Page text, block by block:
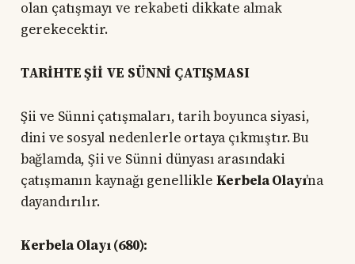
olan çatışmayı ve rekabeti dikkate almak
gerekecektir.
TARİHTE Şİİ VE SÜNNİ ÇATIŞMASI
Şii ve Sünni çatışmaları, tarih boyunca siyasi,
dini ve sosyal nedenlerle ortaya çıkmıştır. Bu
bağlamda, Şii ve Sünni dünyası arasındaki
çatışmanın kaynağı genellikle Kerbela Olayı’na
dayandırılır.
Kerbela Olayı (680):